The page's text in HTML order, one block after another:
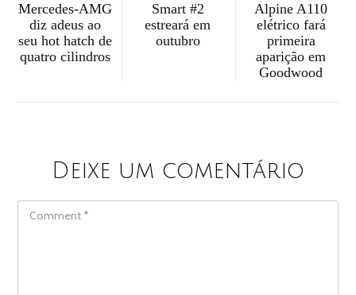
Mercedes-AMG
diz adeus ao
seu hot hatch de
quatro cilindros
Smart #2
estreará em
outubro
Alpine A110
elétrico fará
primeira
aparição em
Goodwood
Deixe um comentário
COMMENT